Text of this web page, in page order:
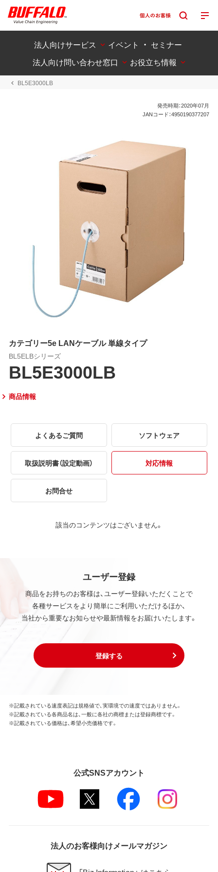
法人向けサービス
イベント ・ セミナー
法人向け問い合わせ窓口
お役立ち情報
BL5E3000LB
発売時期：2020年07月
JANコード：4950190377207
カテゴリー5e LANケーブル 単線タイプ
BL5ELBシリーズ
BL5E3000LB
商品情報
よくあるご質問 ソフトウェア
取扱説明書（設定動画） 対応情報
お問合せ
該当のコンテンツはございません。
ユーザー登録
商品をお持ちのお客様は、ユーザー登録いただくことで
各種サービスをより簡単にご利用いただけるほか、
当社から重要なお知らせや最新情報をお届けいたします。
登録する
※記載されている速度表記は規格値で、実環境での速度ではありません。
※記載されている各商品名は、一般に各社の商標または登録商標です。
※記載されている価格は、希望小売価格です。
公式SNSアカウント
法人のお客様向けメールマガジン